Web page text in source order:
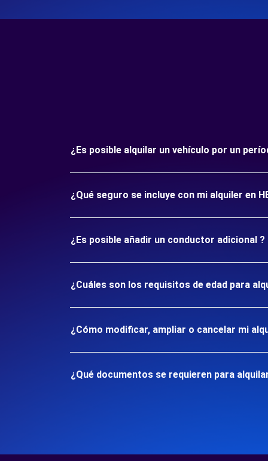
¿Es posible alquilar un vehículo por un
¿Qué seguro se incluye con mi alquiler en
¿Es posible añadir un conductor adicional ?
¿Cuáles son los requisitos de edad para
¿Cómo modificar, ampliar o cancelar mi
¿Qué documentos se requieren para alquilar